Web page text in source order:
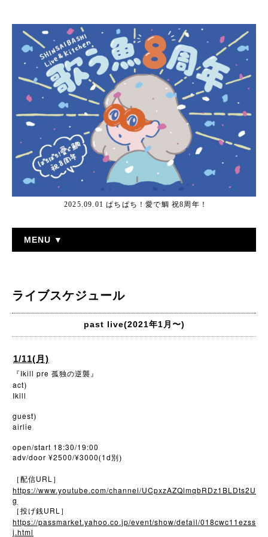
2025.09.01 ぱちぱち！愛で鯛 祝8周年！
MENU ▼
ライブスケジュール
past live(2021年1月〜)
1/11(月)
『 Ikill pre 孤独の逆襲』
act)
Ikill
guest)
airlie
open/start 18:30/19:00
adv/door ¥2500/¥3000(1d 別)
［配信URL ］
https://www.youtube.com/channel/UCpxzAZQlmqbRDz1BLDts2U
g
［投げ銭URL ］
https://passmarket.yahoo.co.jp/event/show/detail/018cwc11ezss
j.html